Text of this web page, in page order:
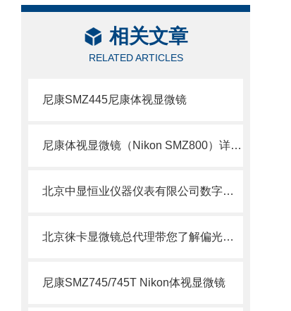
相关文章
RELATED ARTICLES
尼康SMZ445尼康体视显微镜
尼康体视显微镜（Nikon SMZ800）详细介绍
北京中显恒业仪器仪表有限公司数字网络显微镜互动教室
北京徕卡显微镜总代理带您了解偏光显微镜
尼康SMZ745/745T Nikon体视显微镜